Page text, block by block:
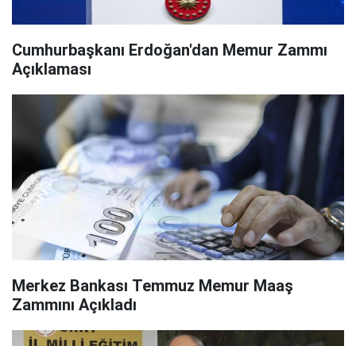
Cumhurbaşkanı Erdoğan'dan Memur Zammı
Açıklaması
Merkez Bankası Temmuz Memur Maaş
Zammını Açıkladı